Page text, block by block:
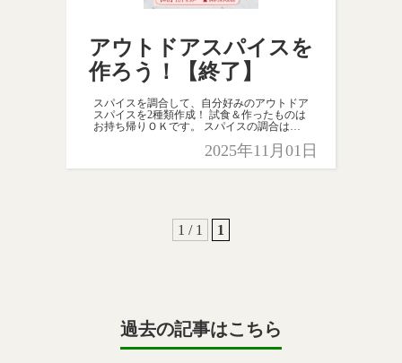
アウトドアスパイスを
作ろう！【終了】
スパイスを調合して、自分好みのアウトドア
スパイスを2種類作成！ 試食＆作ったものは
お持ち帰りＯＫです。 スパイスの調合は、
作ったスパイスはお肉やサラダ、フライドポ
2025年11月01日
1 / 1 1
過去の記事はこちら